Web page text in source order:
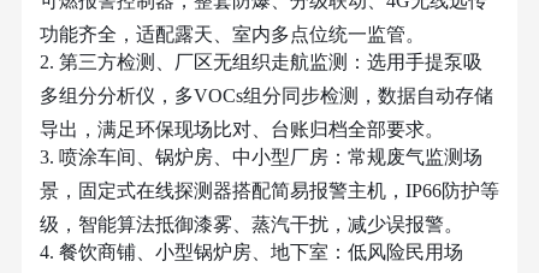
功能齐全，适配露天、室内多点位统一监管。
2. 第三方检测、厂区无组织走航监测：选用手提泵吸
多组分分析仪，多VOCs组分同步检测，数据自动存储
导出，满足环保现场比对、台账归档全部要求。
3. 喷涂车间、锅炉房、中小型厂房：常规废气监测场
景，固定式在线探测器搭配简易报警主机，IP66防护等
级，智能算法抵御漆雾、蒸汽干扰，减少误报警。
4. 餐饮商铺、小型锅炉房、地下室：低风险民用场